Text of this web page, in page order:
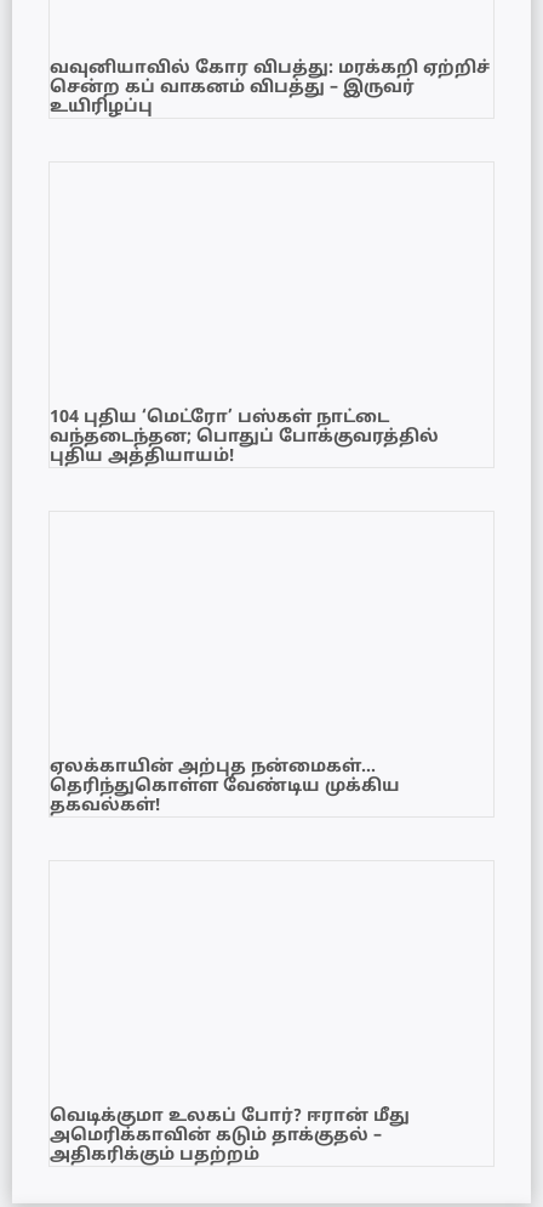
வவுனியாவில் கோர விபத்து: மரக்கறி ஏற்றிச்
சென்ற கப் வாகனம் விபத்து – இருவர்
உயிரிழப்பு
104 புதிய ‘மெட்ரோ’ பஸ்கள் நாட்டை
வந்தடைந்தன; பொதுப் போக்குவரத்தில்
புதிய அத்தியாயம்!
ஏலக்காயின் அற்புத நன்மைகள்…
தெரிந்துகொள்ள வேண்டிய முக்கிய
தகவல்கள்!
வெடிக்குமா உலகப் போர்? ஈரான் மீது
அமெரிக்காவின் கடும் தாக்குதல் –
அதிகரிக்கும் பதற்றம்